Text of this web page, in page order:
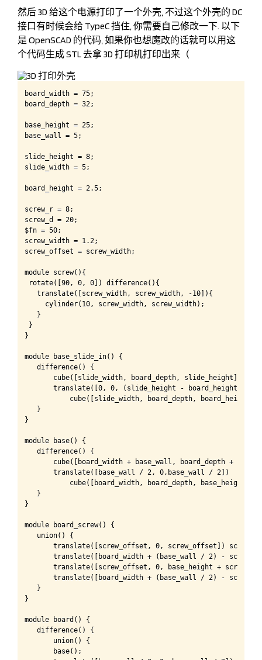
然后 3D 给这个电源打印了一个外壳, 不过这个外壳的 DC
接口有时候会给 TypeC 挡住, 你需要自己修改一下. 以下
是 OpenSCAD 的代码, 如果你也想魔改的话就可以用这
个代码生成 STL 去拿 3D 打印机打印出来（
board_width = 75;
board_depth = 32;
base_height = 25;
base_wall = 5;
slide_height = 8;
slide_width = 5;
board_height = 2.5;
screw_r = 8;
screw_d = 20;
$fn = 50;
screw_width = 1.2;
screw_offset = screw_width;
module screw(){
rotate([90, 0, 0]) difference(){
   translate([screw_width, screw_width, -10]){
     cylinder(10, screw_width, screw_width);
   }
}
}
module base_slide_in() {
   difference() {
       cube([slide_width, board_depth, slide_height]);
translate([0, 0, (slide_height - board_height) /
           cube([slide_width, board_depth, board_height]);
   }
}
module base() {
   difference() {
cube([board_width + base_wall, board_depth +
       translate([base_wall / 2, 0,base_wall / 2])
           cube([board_width, board_depth, base_height]);
   }
}
module board_screw() {
   union() {
       translate([screw_offset, 0, screw_offset]) screw();
translate([board_width + (base_wall / 2) -
translate([screw_offset, 0, base_height +
translate([board_width + (base_wall / 2) -
   }
}
module board() {
   difference() {
       union() {
       base();